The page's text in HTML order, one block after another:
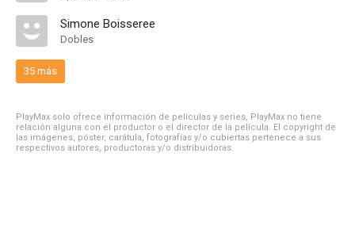
Simone Boisseree
Dobles
35 más
PlayMax solo ofrece información de películas y series, PlayMax no tiene
relación alguna con el productor o el director de la película. El copyright de
las imágenes, póster, carátula, fotografías y/o cubiertas pertenece a sus
respectivos autores, productoras y/o distribuidoras.